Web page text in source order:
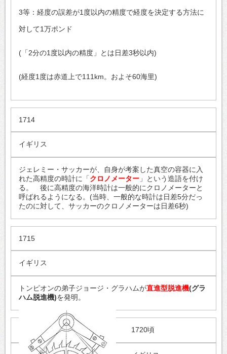
3等：経度の誤差が1度以内の精度で経度を決定する方法に
対して1万ポンド
(「2分の1度以内の精度」とは日差3秒以内)
(経度1度は赤道上で111km。およそ60海里)
1714
イギリス
ジェレミー・サッカーが、自身が考案した真空の容器に入
れた高精度の時計に「クロノメーター 」という造語を付け
る。 後に高精度の海洋時計は一般的にクロノメーターと
呼ばれるようになる。(当時、一般的な時計は日差5分だっ
たのに対して、サッカーのクロノメーターは日差6秒)
1715
イギリス
トンピオンの弟子ジョージ・グラハムが直進型脱進機(グラ
ハム脱進機)を発明。
1720頃